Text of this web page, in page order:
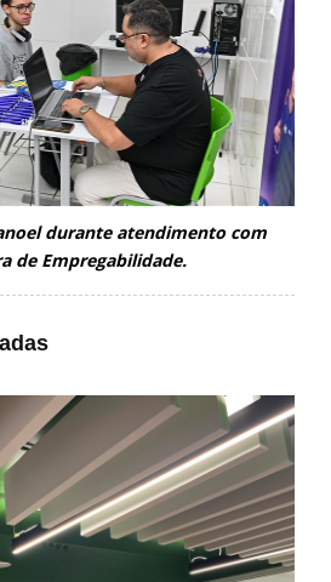
durante atendimento com
de Empregabilidade.